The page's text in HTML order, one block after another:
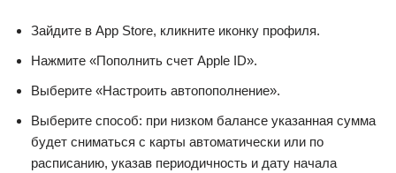
Зайдите в App Store, кликните иконку профиля.
Нажмите «Пополнить счет Apple ID».
Выберите «Настроить автопополнение».
Выберите способ: при низком балансе указанная сумма
будет сниматься с карты автоматически или по
расписанию, указав периодичность и дату начала